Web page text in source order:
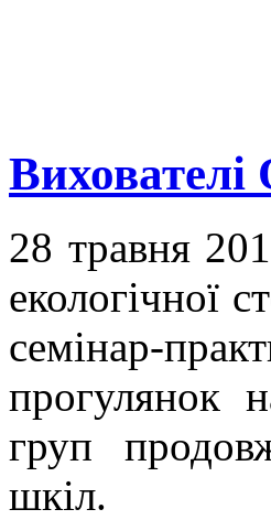
28 травня
екологічної
семінар-
прогулянок
груп
шкіл.